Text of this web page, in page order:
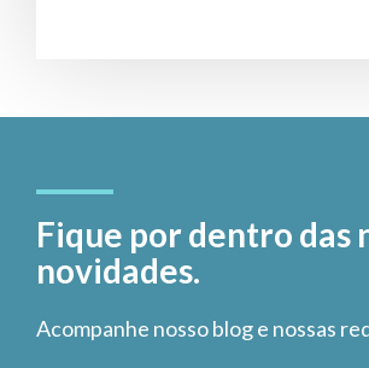
Fique por dentro das
novidades.
Acompanhe nosso blog e nossas